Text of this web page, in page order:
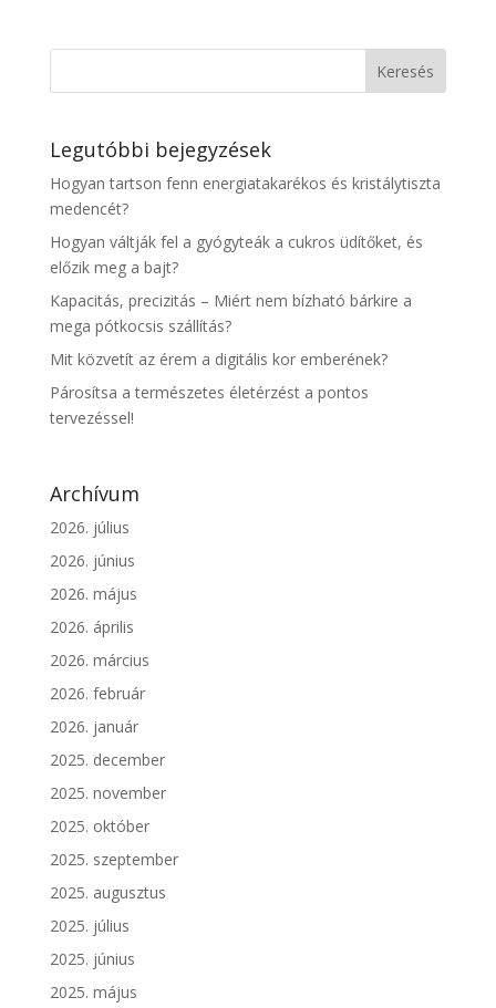
Legutóbbi bejegyzések
Hogyan tartson fenn energiatakarékos és kristálytiszta
medencét?
Hogyan váltják fel a gyógyteák a cukros üdítőket, és
előzik meg a bajt?
Kapacitás, precizitás – Miért nem bízható bárkire a
mega pótkocsis szállítás?
Mit közvetít az érem a digitális kor emberének?
Párosítsa a természetes életérzést a pontos
tervezéssel!
Archívum
2026. július
2026. június
2026. május
2026. április
2026. március
2026. február
2026. január
2025. december
2025. november
2025. október
2025. szeptember
2025. augusztus
2025. július
2025. június
2025. május